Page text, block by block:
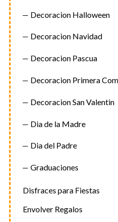
e
n
t
r
a
d
a
s
Decoracion Halloween
Decoracion Navidad
Decoracion Pascua
Decoracion Primera
Decoracion San Valentin
Dia de la Madre
Dia del Padre
Graduaciones
Disfraces para Fiestas
Envolver Regalos